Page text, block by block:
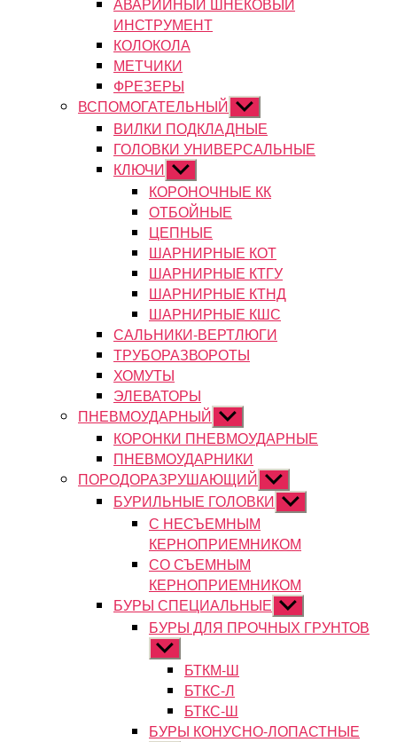
ИНСТРУМЕНТ
КОЛОКОЛА
МЕТЧИКИ
ФРЕЗЕРЫ
ВСПОМОГАТЕЛЬНЫЙ Показывать
подменю
ВИЛКИ ПОДКЛАДНЫЕ
ГОЛОВКИ УНИВЕРСАЛЬНЫЕ
КЛЮЧИ Показывать
подменю
КОРОНОЧНЫЕ КК
ОТБОЙНЫЕ
ЦЕПНЫЕ
ШАРНИРНЫЕ КОТ
ШАРНИРНЫЕ КТГУ
ШАРНИРНЫЕ КТНД
ШАРНИРНЫЕ КШС
САЛЬНИКИ-ВЕРТЛЮГИ
ТРУБОРАЗВОРОТЫ
ХОМУТЫ
ЭЛЕВАТОРЫ
ПНЕВМОУДАРНЫЙ Показывать
подменю
КОРОНКИ ПНЕВМОУДАРНЫЕ
ПНЕВМОУДАРНИКИ
ПОРОДОРАЗРУШАЮЩИЙ Показывать
подменю
БУРИЛЬНЫЕ ГОЛОВКИ Показывать
подменю
С НЕСЪЕМНЫМ
КЕРНОПРИЕМНИКОМ
СО СЪЕМНЫМ
КЕРНОПРИЕМНИКОМ
БУРЫ СПЕЦИАЛЬНЫЕ Показывать
подменю
БУРЫ ДЛЯ ПРОЧНЫХ ГРУНТОВ
Показывать
подменюБТКМ-Ш
БТКС-Л
БТКС-Ш
БУРЫ КОНУСНО-ЛОПАСТНЫЕ